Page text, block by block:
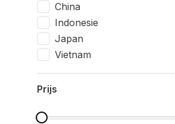
China
Indonesie
Japan
Vietnam
Prijs